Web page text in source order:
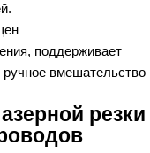
поддерживает
ручное вмешательство
резки